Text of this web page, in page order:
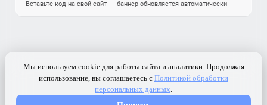
Вставьте код на свой сайт — баннер обновляется автоматически